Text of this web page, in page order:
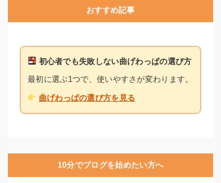
おすすめ記事
初心者でも失敗しない曲げわっぱの選び方
最初に選ぶ1つで、使いやすさが変わります。
曲げわっぱの選び方を見る
10分でブログを始めたい方へ